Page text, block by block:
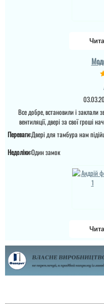
Все добре, встановили і заклали
вентиляції, двері за свої гроші
Переваги:Двері для тамбура нам
Недоліки:Один замок